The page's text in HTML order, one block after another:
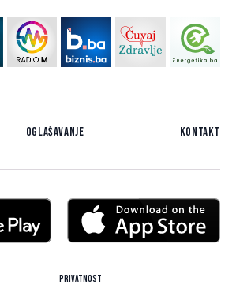
Oglašavanje Kontakt
Privatnost